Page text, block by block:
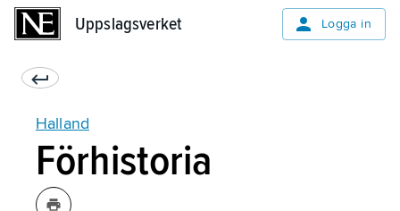
Uppslagsverket Logga in
Halland
Förhistoria